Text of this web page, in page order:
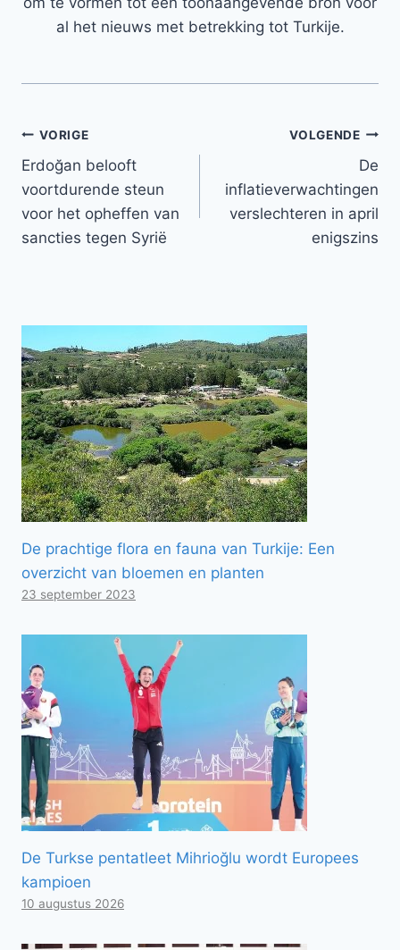
al het nieuws met betrekking tot Turkije.
Bericht
navigatie
VORIGE
Erdoğan belooft
voortdurende steun
voor het opheffen van
sancties tegen Syrië
VOLGENDE
De
inflatieverwachtingen
verslechteren in april
enigszins
De prachtige flora en fauna van Turkije: Een
overzicht van bloemen en planten
23 september 2023
De Turkse pentatleet Mihrioğlu wordt Europees
kampioen
10 augustus 2026